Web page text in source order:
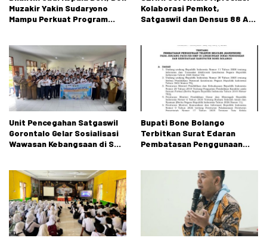
Muzakir Yakin Sudaryono
Mampu Perkuat Program
Kolaborasi Pemkot,
Satgaswil dan Densus 88 AT
Unit Pencegahan Satgaswil
Gorontalo Gelar Sosialisasi
Wawasan Kebangsaan di SMP
Bupati Bone Bolango
Terbitkan Surat Edaran
Pembatasan Penggunaan